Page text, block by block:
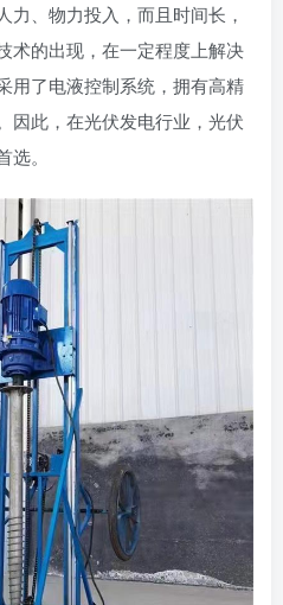
力、物力投入，而且时间长，
术的出现，在一定程度上解决
用了电液控制系统，拥有高精
因此，在光伏发电行业，光伏
。